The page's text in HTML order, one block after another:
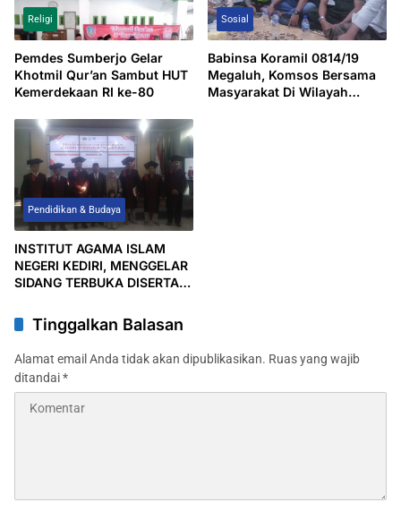
Religi
Pemdes Sumberjo Gelar
Khotmil Qur’an Sambut HUT
Kemerdekaan RI ke-80
Sosial
Babinsa Koramil 0814/19
Megaluh, Komsos Bersama
Masyarakat Di Wilayah
Pendidikan & Budaya
INSTITUT AGAMA ISLAM
NEGERI KEDIRI, MENGGELAR
SIDANG TERBUKA DISERTASI
SALIM ASHAR MAHASISWA
ASAL JOMBANG
Tinggalkan Balasan
Alamat email Anda tidak akan dipublikasikan. Ruas yang wajib
ditandai*